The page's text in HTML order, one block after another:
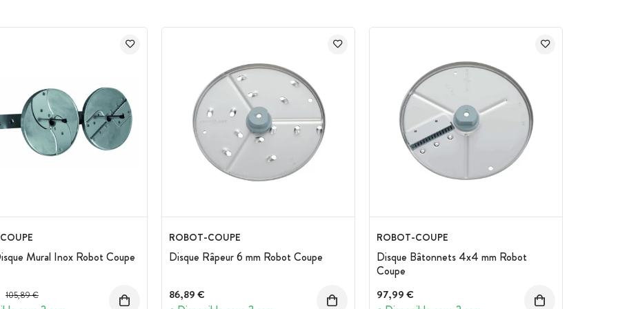
Mural Inox Robot Coupe
Prix avant réduction :
105,89 €
ROBOT-COUPE
Disque Râpeur 6 mm Robot Coupe
86,89 €
ROBOT-COUPE
Disque Bâtonnets 4x4 mm Robot
Coupe
97,99 €